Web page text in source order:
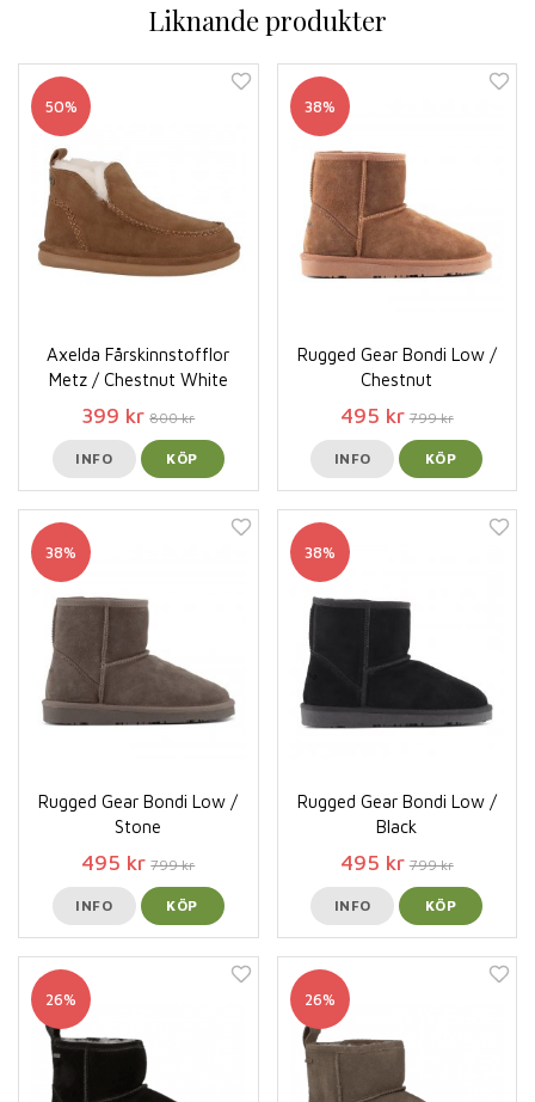
Liknande produkter
50%
Axelda Fårskinnstofflor
Metz / Chestnut White
399 kr 800 kr
INFO KÖP
38%
Rugged Gear Bondi Low /
Chestnut
495 kr 799 kr
INFO KÖP
38%
Rugged Gear Bondi Low /
Stone
495 kr 799 kr
INFO KÖP
38%
Rugged Gear Bondi Low /
Black
495 kr 799 kr
INFO KÖP
26% 26%